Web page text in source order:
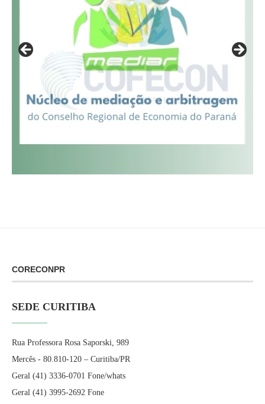
CORECONPR
SEDE CURITIBA
Rua Professora Rosa Saporski, 989
Mercês - 80.810-120 – Curitiba/PR
Geral (41) 3336-0701 Fone/whats
Geral (41) 3995-2692 Fone